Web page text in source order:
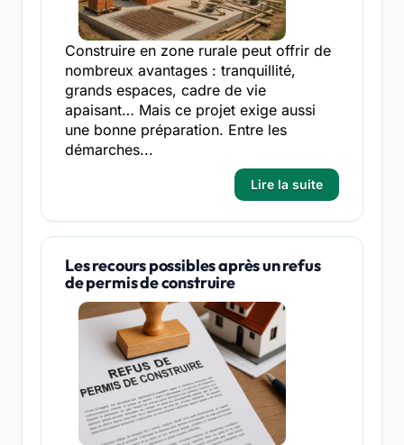
Construire en zone rurale peut offrir de
nombreux avantages : tranquillité,
grands espaces, cadre de vie
apaisant… Mais ce projet exige aussi
une bonne préparation. Entre les
démarches...
Lire la suite
Les recours possibles après un refus
de permis de construire